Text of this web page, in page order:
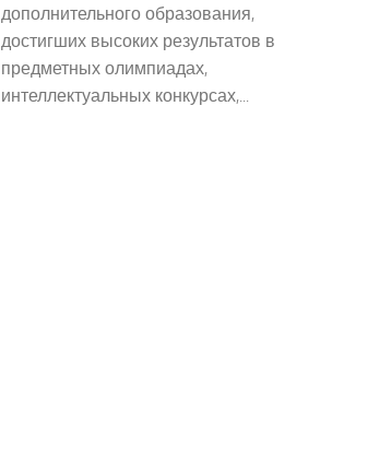
дополнительного образования,
достигших высоких результатов в
предметных олимпиадах,
интеллектуальных конкурсах,...